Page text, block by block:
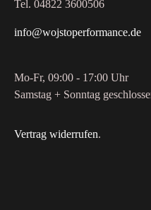
Tel. 04822 3600506
info@wojstoperformance.de
Mo-Fr, 09:00 - 17:00 Uhr
Samstag + Sonntag
Vertrag widerrufen.